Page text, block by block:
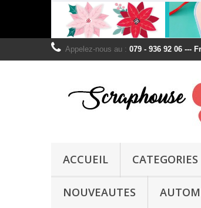
Appelez-nous au : 079 - 936 92 06 ---
ACCUEIL CATEGORIES
NOUVEAUTES